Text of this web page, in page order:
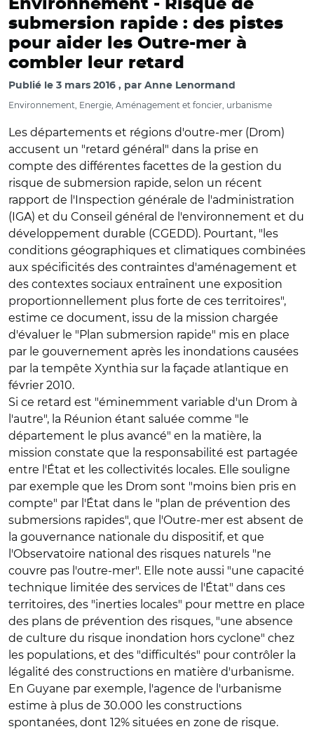
Environnement - Risque de
submersion rapide : des pistes
pour aider les Outre-mer à
combler leur retard
Publié le 3 mars 2016 par Anne Lenormand
Environnement, Energie, Aménagement et foncier, urbanisme
Les départements et régions d'outre-mer (Drom)
accusent un "retard général" dans la prise en
compte des différentes facettes de la gestion du
risque de submersion rapide, selon un récent
rapport de l'Inspection générale de l'administration
(IGA) et du Conseil général de l'environnement et du
développement durable (CGEDD). Pourtant, "les
conditions géographiques et climatiques combinées
aux spécificités des contraintes d'aménagement et
des contextes sociaux entraînent une exposition
proportionnellement plus forte de ces territoires",
estime ce document, issu de la mission chargée
d'évaluer le "Plan submersion rapide" mis en place
par le gouvernement après les inondations causées
par la tempête Xynthia sur la façade atlantique en
février 2010.
Si ce retard est "éminemment variable d'un Drom à
l'autre", la Réunion étant saluée comme "le
département le plus avancé" en la matière, la
mission constate que la responsabilité est partagée
entre l'État et les collectivités locales. Elle souligne
par exemple que les Drom sont "moins bien pris en
compte" par l'État dans le "plan de prévention des
submersions rapides", que l'Outre-mer est absent de
la gouvernance nationale du dispositif, et que
l'Observatoire national des risques naturels "ne
couvre pas l'outre-mer". Elle note aussi "une capacité
technique limitée des services de l'État" dans ces
territoires, des "inerties locales" pour mettre en place
des plans de prévention des risques, "une absence
de culture du risque inondation hors cyclone" chez
les populations, et des "difficultés" pour contrôler la
légalité des constructions en matière d'urbanisme.
En Guyane par exemple, l'agence de l'urbanisme
estime à plus de 30.000 les constructions
spontanées, dont 12% situées en zone de risque.